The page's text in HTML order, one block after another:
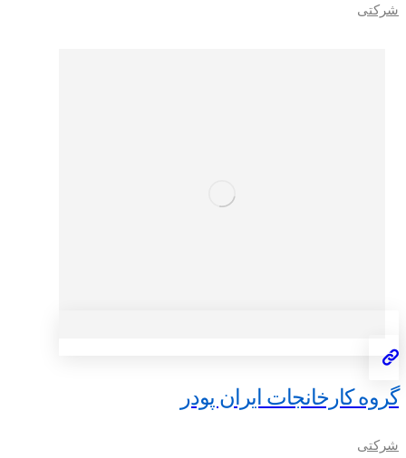
شرکتی
گروه کارخانجات ایران پودر
شرکتی